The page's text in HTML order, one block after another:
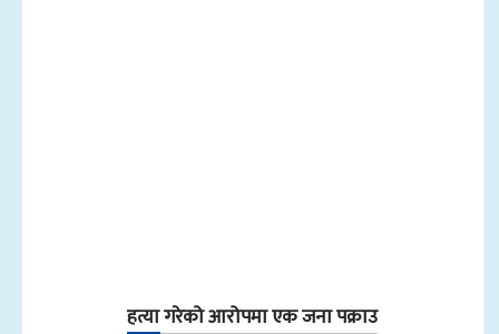
हत्या गरेको आरोपमा एक जना पक्राउ